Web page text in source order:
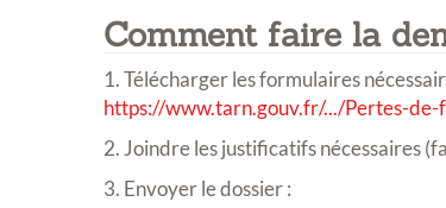
Comment faire la
1. Télécharger les formulaires
https://www.tarn.gouv.fr/.../Pertes-de-
2. Joindre les justificatifs nécessaires
3. Envoyer le dossier :